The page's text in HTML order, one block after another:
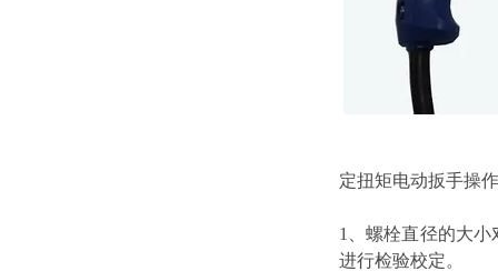
定扭矩电动扳手操
1、螺栓直径的大
进行检验校定。